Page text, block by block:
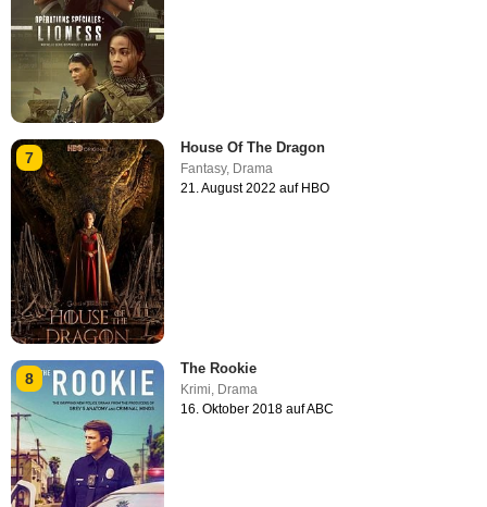
7
House Of The Dragon
Fantasy, Drama
21. August 2022 auf HBO
8
The Rookie
Krimi, Drama
16. Oktober 2018 auf ABC